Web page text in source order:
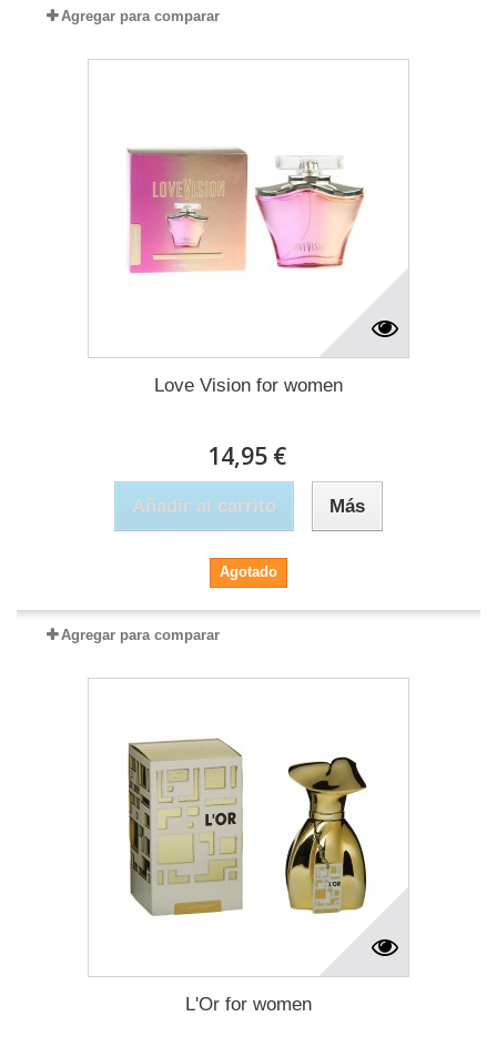
Agregar para comparar
Love Vision for women
14,95 €
Añadir al carrito Más
Agotado
Agregar para comparar
L'Or for women